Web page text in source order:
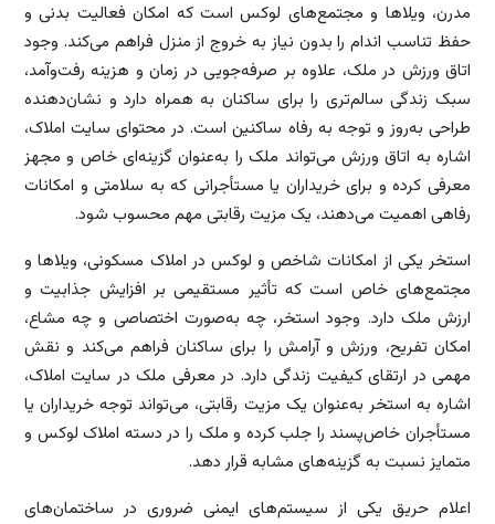
مدرن، ویلاها و مجتمع‌های لوکس است که امکان فعالیت بدنی و
حفظ تناسب اندام را بدون نیاز به خروج از منزل فراهم می‌کند. وجود
اتاق ورزش در ملک، علاوه بر صرفه‌جویی در زمان و هزینه رفت‌وآمد،
سبک زندگی سالم‌تری را برای ساکنان به همراه دارد و نشان‌دهنده
طراحی به‌روز و توجه به رفاه ساکنین است. در محتوای سایت املاک،
اشاره به اتاق ورزش می‌تواند ملک را به‌عنوان گزینه‌ای خاص و مجهز
معرفی کرده و برای خریداران یا مستأجرانی که به سلامتی و امکانات
رفاهی اهمیت می‌دهند، یک مزیت رقابتی مهم محسوب شود.
استخر یکی از امکانات شاخص و لوکس در املاک مسکونی، ویلاها و
مجتمع‌های خاص است که تأثیر مستقیمی بر افزایش جذابیت و
ارزش ملک دارد. وجود استخر، چه به‌صورت اختصاصی و چه مشاع،
امکان تفریح، ورزش و آرامش را برای ساکنان فراهم می‌کند و نقش
مهمی در ارتقای کیفیت زندگی دارد. در معرفی ملک در سایت املاک،
اشاره به استخر به‌عنوان یک مزیت رقابتی، می‌تواند توجه خریداران یا
مستأجران خاص‌پسند را جلب کرده و ملک را در دسته املاک لوکس و
متمایز نسبت به گزینه‌های مشابه قرار دهد.
اعلام حریق یکی از سیستم‌های ایمنی ضروری در ساختمان‌های